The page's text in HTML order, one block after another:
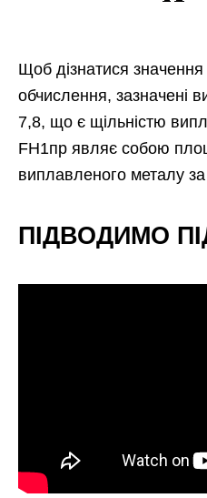
Щоб дізнатися
обчислення, зазначені
7,8, що є щільністю
FН1пр являє собою
виплавленого металу
ПІДВОДИМО